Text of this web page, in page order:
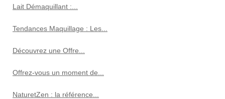
Lait Démaquillant :...
Tendances Maquillage : Les...
Découvrez une Offre...
Offrez-vous un moment de...
NaturetZen : la référence...